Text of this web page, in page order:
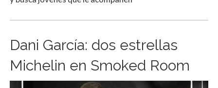
Dani García: dos estrellas
Michelin en Smoked Room